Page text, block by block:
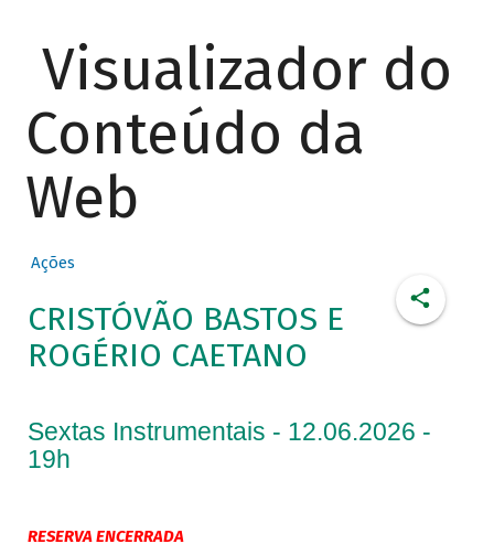
Visualizador do
Conteúdo da
Web
Ações
CRISTÓVÃO BASTOS E
ROGÉRIO CAETANO
Sextas Instrumentais - 12.06.2026 -
19h
RESERVA ENCERRADA